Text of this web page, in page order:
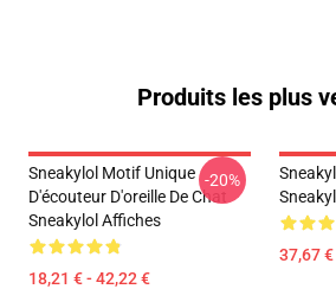
Produits les plus
Sneakylol Motif Unique
D'écouteur D'oreille De Chat
Sneakylol Affiches
18,21 € - 42,22 €
-20%
37,67